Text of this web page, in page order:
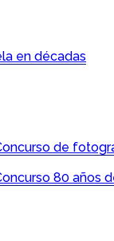
en décadas
de
80 años